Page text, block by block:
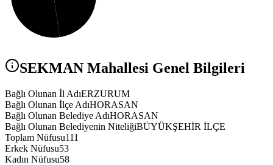
SEKMAN Mahallesi Genel Bilgileri
Bağlı Olunan İl AdıERZURUM
Bağlı Olunan İlçe AdıHORASAN
Bağlı Olunan Belediye AdıHORASAN
Bağlı Olunan Belediyenin NiteliğiBÜYÜKŞEHİR İLÇE
Toplam Nüfusu111
Erkek Nüfusu53
Kadın Nüfusu58